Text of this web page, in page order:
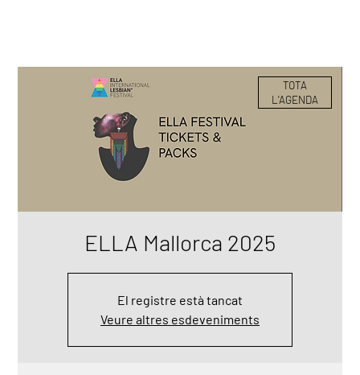
ELLA Mallorca 2025
El registre està tancat
Veure altres esdeveniments
TOTA
L'AGENDA